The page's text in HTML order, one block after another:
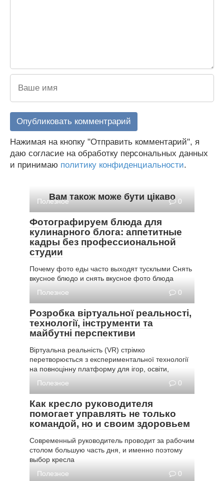
Нажимая на кнопку "Отправить комментарий", я
даю согласие на обработку персональных данных
и принимаю политику конфиденциальности.
Вам також може бути цікаво
Полезное 0
Фотографируем блюда для
кулинарного блога: аппетитные
кадры без профессиональной
студии
Почему фото еды часто выходят тусклыми Снять
вкусное блюдо и снять вкусное фото блюда
Полезное
0
Розробка віртуальної реальності,
технології, інструменти та
майбутні перспективи
Віртуальна реальність (VR) стрімко
перетворюється з експериментальної технології
на повноцінну платформу для ігор, освіти,
Полезное
0
Как кресло руководителя
помогает управлять не только
командой, но и своим здоровьем
Современный руководитель проводит за рабочим
столом большую часть дня, и именно поэтому
выбор кресла
Полезное
0